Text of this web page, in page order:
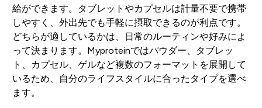
給ができます。タブレットやカプセルは計量不要で携帯
しやすく、外出先でも手軽に摂取できるのが利点です。
どちらが適しているかは、日常のルーティンや好みによ
って決まります。Myproteinではパウダー、タブレッ
ト、カプセル、ゲルなど複数のフォーマットを展開して
いるため、自分のライフスタイルに合ったタイプを選べ
ます。